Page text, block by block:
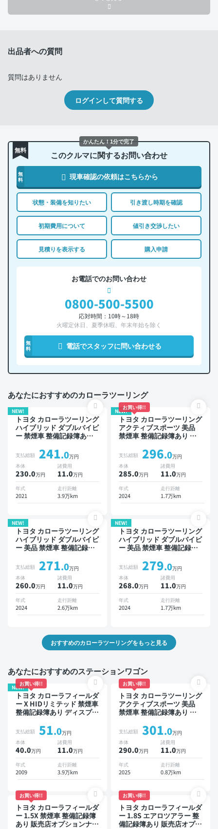
出品者への質問
質問はありません
ログインして質問する
無料 このクルマに関するお問い合わせ
無
料
現車確認の依頼はこちらから
状態・装備を知りたい 引き渡し時期を確認
初期費用について 値引き交渉したい
見積りを表示する 購入申請
お電話でのお問い合わせ
0800-500-5500
応対時間：10時～18時
火曜定休日、夏季休暇、年末年始を除く
無
料
電話でスタッフに問い合わせる
あなたにおすすめのカローラツーリング
NEW!
トヨタ カローラツーリング
ハイブリッド ダブルバイビ
ー 禁煙車 整備記録簿あり
ナビキットあり オートクル
ーズ スマートキー ETC バ
ックモニター ドライブレコ
ーダー 衝突軽減
支払総額 241.0万円
本体
230.0万円
諸費用
11.0万円
年式
2021
走行距離
3.9万km
NEW!
お買い得!!
トヨタ カローラツーリング
アクティブスポーツ 美品
禁煙車 整備記録簿あり デ
ビキットあり ブラインドス
ポットモニター オートクル
ーズ スマートキー ETC バ
ックモニター ドライブレコ
ーダー 衝突軽減
支払総額 296.0万円
本体
285.0万円
諸費用
11.0万円
年式
2024
走行距離
1.7万km
NEW!
トヨタ カローラツーリング
ハイブリッド ダブルバイビ
ー 美品 禁煙車 整備記録簿
オ ※ナビキットあり TV ブ
ラインドスポットモニター
オートクルーズ スマートキ
ー ETC バックモニター ド
ライブレコーダー 衝突軽減
支払総額 271.0万円
本体
260.0万円
諸費用
11.0万円
年式
2024
走行距離
2.6万km
NEW!
トヨタ カローラツーリング
ハイブリッド ダブルバイビ
ー 美品 禁煙車 整備記録簿
オ ※ナビキットあり TV オ
ートクルーズ スマートキー
ETC バックモニター 衝突
軽減
支払総額 279.0万円
本体
268.0万円
諸費用
11.0万円
年式
2024
走行距離
1.7万km
おすすめのカローラツーリングをもっと見る
あなたにおすすめのステーションワゴン
NEW!
お買い得!!
トヨタ カローラフィールダ
ー X HIDリミテッド 禁煙車
整備記録簿あり ディスプレ
あり TV ワイヤレスキー
支払総額 51.0万円
本体
40.0万円
諸費用
11.0万円
年式
2009
走行距離
3.9万km
お買い得!!
トヨタ カローラツーリング
アクティブスポーツ 美品
禁煙車 整備記録簿あり デ
ビキットあり TV ブライン
ドスポットモニター オート
クルーズ スマートキー
ETC バックモニター ドラ
イブレコーダー 衝突軽減
支払総額 301.0万円
本体
290.0万円
諸費用
11.0万円
年式
2025
走行距離
0.8万km
お買い得!!
トヨタ カローラフィールダ
ー 1.5X 禁煙車 整備記録簿
あり 販売店オプションナビ
お買い得!!
トヨタ カローラフィールダ
ー 1.8S エアロツアラー 整
備記録簿あり 販売店オプシ
かんたん！1分で完了